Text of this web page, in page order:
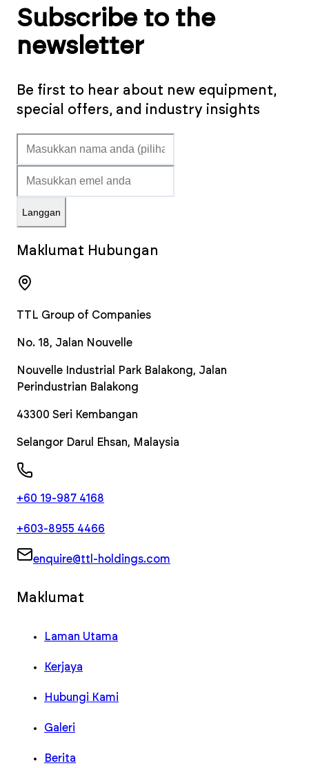
Subscribe to the
newsletter
Be first to hear about new equipment,
special offers, and industry insights
Langgan
Maklumat Hubungan
TTL Group of Companies
No. 18, Jalan Nouvelle
Nouvelle Industrial Park Balakong, Jalan
Perindustrian Balakong
43300 Seri Kembangan
Selangor Darul Ehsan, Malaysia
+60 19-987 4168
+603-8955 4466
enquire@ttl-holdings.com
Maklumat
Laman Utama
Kerjaya
Hubungi Kami
Galeri
Berita